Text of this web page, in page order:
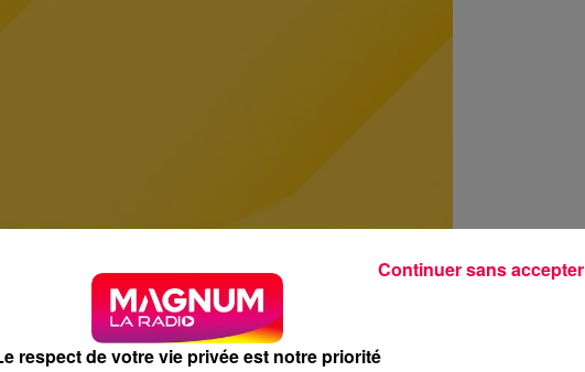
respect de votre vie privée est notre priorité
Continuer sans accepter